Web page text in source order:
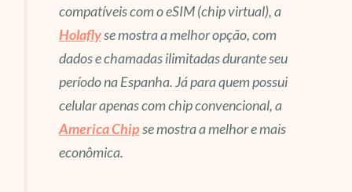
compatíveis com o eSIM (chip virtual), a
Holaflyse mostra a melhor opção, com
dados e chamadas ilimitadas durante seu
período na Espanha. Já para quem possui
celular apenas com chip convencional, a
America Chipse mostra a melhor e mais
econômica.